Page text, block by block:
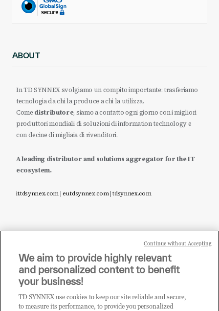
ABOUT
In TD SYNNEX svolgiamo un compito importante: trasferiamo
tecnologia da chi la produce a chi la utilizza.
Come distributore, siamo a contatto ogni giorno con i migliori
produttori mondiali di soluzioni di information technology e
con decine di migliaia di rivenditori.
A leading distributor and solutions aggregator for the IT
ecosystem.
it.tdsynnex.com|eu.tdsynnex.com|tdsynnex.com
Sei un rivenditore di tecnologia e desideri acquistare
i prodotti o le soluzioni trattate sul blog?
CLICCA QUI E DIVENTA
CLIENTE TD SYNNEX
We aim to provide highly relevant
and personalized content to benefit
your business!
TD SYNNEX use cookies to keep our site reliable and secure,
to measure its performance, to provide you personalized
Continue without Accepting